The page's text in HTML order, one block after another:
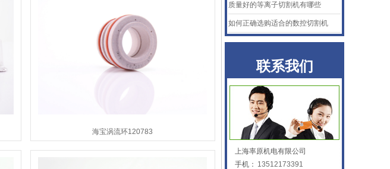
海宝涡流环120783
质量好的等离子切割机有哪些
如何正确选购适合的数控切割机
联系我们
上海率原机电有限公司
手机： 13512173391